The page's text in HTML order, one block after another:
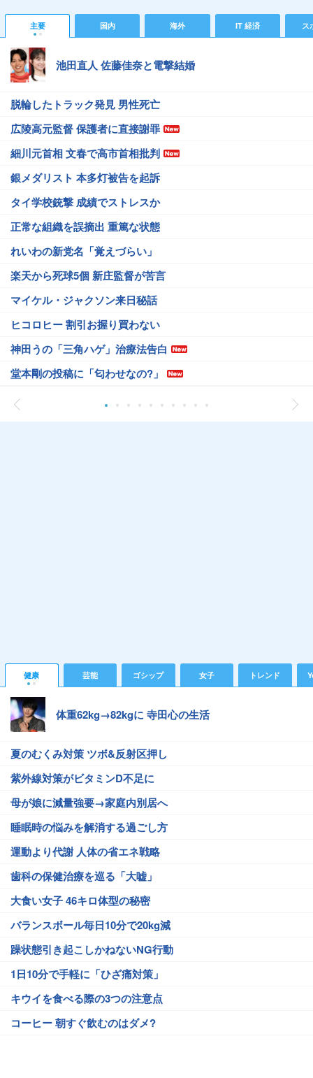
主要 国内 海外 IT 経済 ス
池田直人 佐藤佳奈と電撃結婚
脱輪したトラック発見 男性死亡
広陵高元監督 保護者に直接謝罪
細川元首相 文春で高市首相批判
銀メダリスト 本多灯被告を起訴
タイ学校銃撃 成績でストレスか
正常な組織を誤摘出 重篤な状態
れいわの新党名「覚えづらい」
楽天から死球5個 新庄監督が苦言
マイケル・ジャクソン来日秘話
ヒコロヒー 割引お握り買わない
神田うの「三角ハゲ」治療法告白
堂本剛の投稿に「匂わせなの?」
健康 芸能 ゴシップ 女子 トレンド
体重62kg→82kgに 寺田心の生活
夏のむくみ対策 ツボ&反射区押し
紫外線対策がビタミンD不足に
母が娘に減量強要→家庭内別居へ
睡眠時の悩みを解消する過ごし方
運動より代謝 人体の省エネ戦略
歯科の保健治療を巡る「大嘘」
大食い女子 46キロ体型の秘密
バランスボール毎日10分で20kg減
躁状態引き起こしかねないNG行動
1日10分で手軽に「ひざ痛対策」
キウイを食べる際の3つの注意点
コーヒー 朝すぐ飲むのはダメ?